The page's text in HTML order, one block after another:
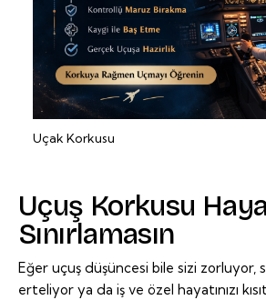
Uçak Korkusu
Uçuş Korkusu
Sınırlamasın
Eğer uçuş düşüncesi bile sizi zorluyor,
erteliyor ya da iş ve özel hayatınızı